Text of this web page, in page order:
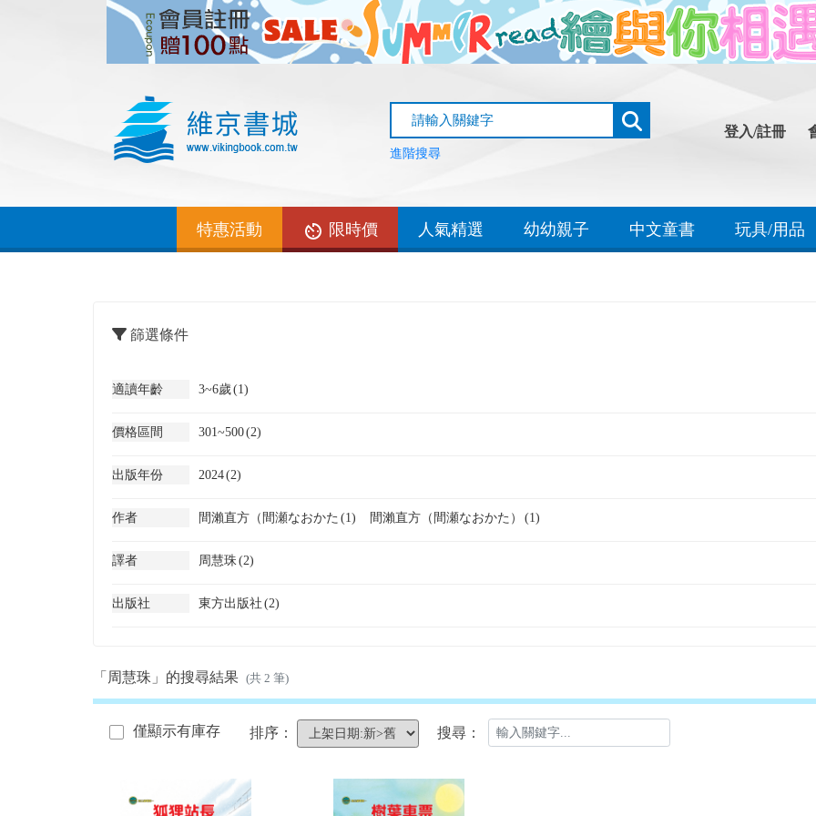
進階搜尋
登入/註冊
特惠活動 限時價 人氣精選 幼幼親子 中文童書 玩具/用品
篩選條件
適讀年齡 3~6歲(1)
價格區間 301~500(2)
出版年份 2024(2)
作者 間瀨直方（間瀬なおかた (1) 間瀨直方（間瀬なおかた） (1)
譯者 周慧珠(2)
出版社 東方出版社(2)
「周慧珠」的搜尋結果 (共 2 筆)
僅顯示有庫存 排序： 搜尋：